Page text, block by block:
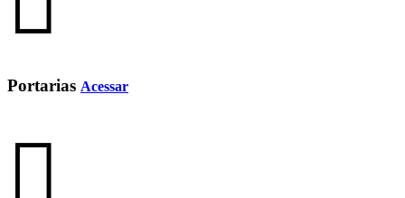
Portarias Acessar